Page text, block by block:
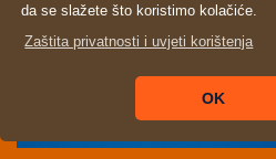
da se slažete što koristimo kolačiće.
Zaštita privatnosti i uvjeti korištenja
OK